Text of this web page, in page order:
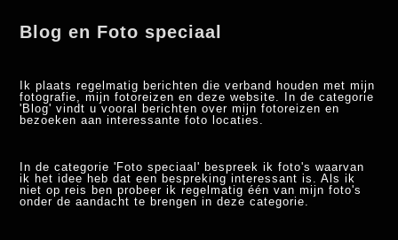
Blog en Foto speciaal
Ik plaats regelmatig berichten die verband houden met mijn
fotografie, mijn fotoreizen en deze website. In de categorie
'Blog' vindt u vooral berichten over mijn fotoreizen en
bezoeken aan interessante foto locaties.
In de categorie 'Foto speciaal' bespreek ik foto's waarvan
ik het idee heb dat een bespreking interessant is. Als ik
niet op reis ben probeer ik regelmatig één van mijn foto's
onder de aandacht te brengen in deze categorie.